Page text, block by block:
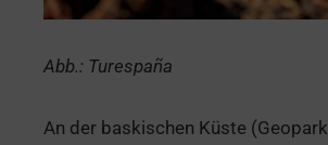
Abb.: Turespaña
An der baskischen Küste (Geopark